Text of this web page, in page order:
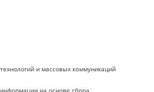
и массовых коммуникаций